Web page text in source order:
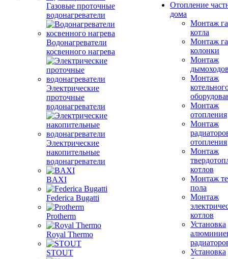
Газовые проточные
водонагреватели
Водонагреватели
косвенного нагрева
Электрические
проточные
водонагреватели
Электрические
накопительные
водонагреватели
BAXI
Federica Bugatti
Protherm
Royal Thermo
STOUT
Отопление
дома
Монтаж
котла
Монтаж
колонки
Монтаж
Монтаж
Монтаж
отопления
Монтаж
отопления
Монтаж
котлов
Монтаж
пола
Монтаж
котлов
Установка
Установка